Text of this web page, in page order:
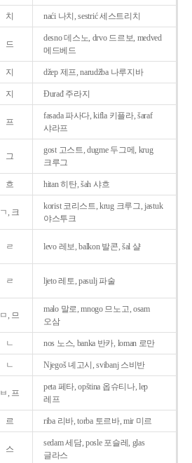
치 naći 나치, sestrić 세스트리치
드
desno 데스노, drvo 드르보, medved
메드베드
지 džep 제프, narudžba 나루지바
지 Ðurađ 주라지
프
fasada 파사다, kifla 키플라, šaraf
샤라프
그
gost 고스트, dugme 두그메, krug
크루그
흐 hitan 히탄, šah 샤흐
ㄱ, 크
korist 코리스트, krug 크루그, jastuk
야스투크
ㄹ levo 레보, balkon 발콘, šal 샬
ㄹ ljeto 레토, pasulj 파술
ㅁ, 므
malo 말로, mnogo 므노고, osam
오삼
ㄴ nos 노스, banka 반카, loman 로만
ㄴ Njegoš 녜고시, svibanj 스비반
ㅂ, 프
peta 페타, opština 옵슈티나, lep
레프
르 riba 리바, torba 토르바, mir 미르
스
sedam 세담, posle 포슬레, glas
글라스